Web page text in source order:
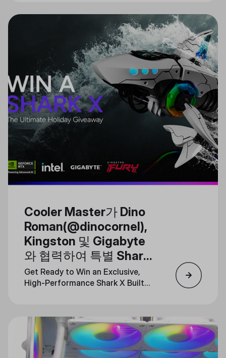
Cooler Master가 Dino
Roman(@dinocornel),
Kingston 및 Gigabyte
와 협력하여 특별 Shark
X PC 경품 이벤트를 진
행합니다.
Get Ready to Win an Exclusive,
High-Performance Shark X Built